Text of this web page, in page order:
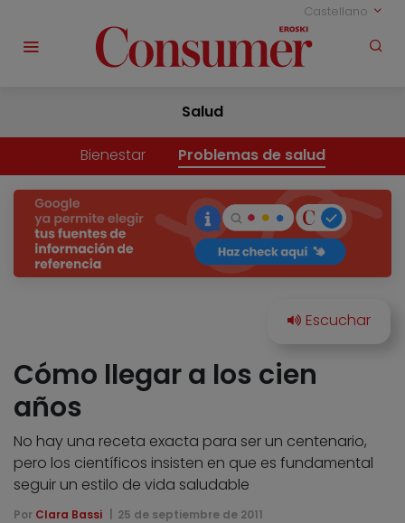
Castellano
Salud
Bienestar Problemas de salud
Cómo llegar a los cien
años
No hay una receta exacta para ser un centenario,
pero los científicos insisten en que es fundamental
seguir un estilo de vida saludable
Por Clara Bassi 25 de septiembre de 2011